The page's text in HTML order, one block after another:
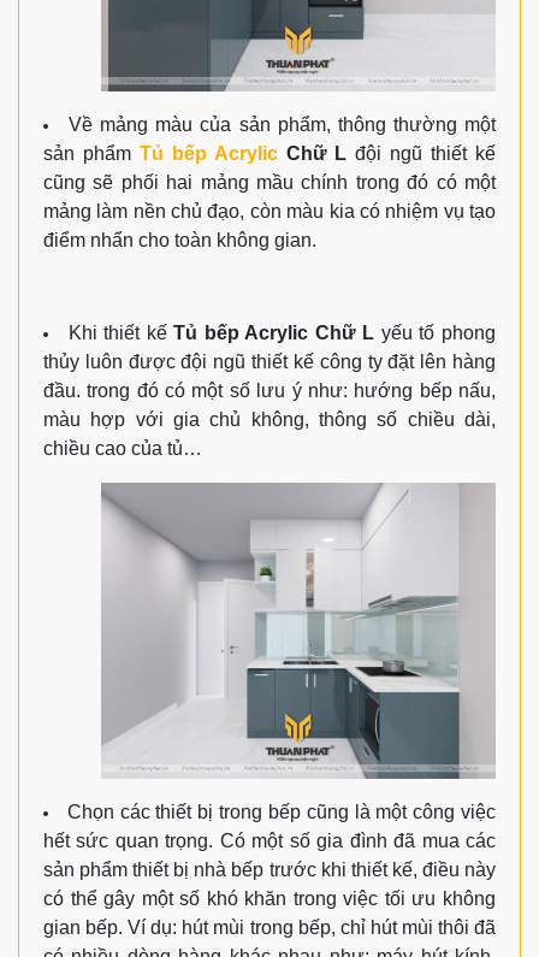
Về mảng màu của sản phẩm, thông thường một
sản phẩm Tủ bếp AcrylicChữ L đội ngũ thiết kế
cũng sẽ phối hai mảng mầu chính trong đó có một
mảng làm nền chủ đạo, còn màu kia có nhiệm vụ tạo
điểm nhẩn cho toàn không gian.
Khi thiết kếTủ bếp Acrylic Chữ L yếu tố phong
thủy luôn được đội ngũ thiết kế công ty đặt lên hàng
đầu. trong đó có một số lưu ý như: hướng bếp nấu,
màu hợp với gia chủ không, thông số chiều dài,
chiều cao của tủ…
Chọn các thiết bị trong bếp cũng là một công việc
hết sức quan trọng. Có một số gia đình đã mua các
sản phẩm thiết bị nhà bếp trước khi thiết kế, điều này
có thể gây một số khó khăn trong việc tối ưu không
gian bếp. Ví dụ: hút mùi trong bếp, chỉ hút mùi thôi đã